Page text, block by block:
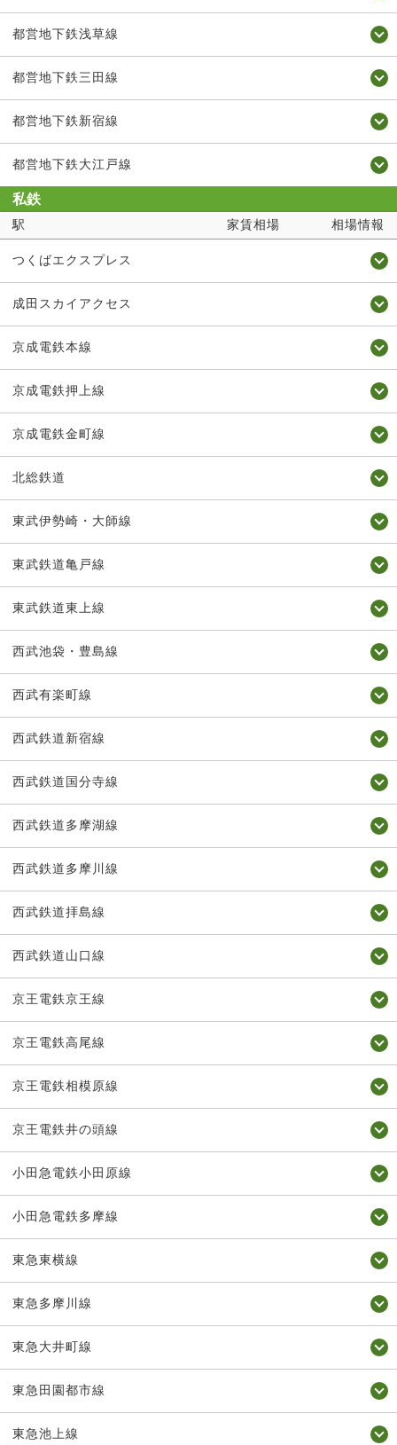
都営地下鉄浅草線
都営地下鉄三田線
都営地下鉄新宿線
都営地下鉄大江戸線
私鉄
駅 家賃相場 相場情報
つくばエクスプレス
成田スカイアクセス
京成電鉄本線
京成電鉄押上線
京成電鉄金町線
北総鉄道
東武伊勢崎・大師線
東武鉄道亀戸線
東武鉄道東上線
西武池袋・豊島線
西武有楽町線
西武鉄道新宿線
西武鉄道国分寺線
西武鉄道多摩湖線
西武鉄道多摩川線
西武鉄道拝島線
西武鉄道山口線
京王電鉄京王線
京王電鉄高尾線
京王電鉄相模原線
京王電鉄井の頭線
小田急電鉄小田原線
小田急電鉄多摩線
東急東横線
東急多摩川線
東急大井町線
東急田園都市線
東急池上線